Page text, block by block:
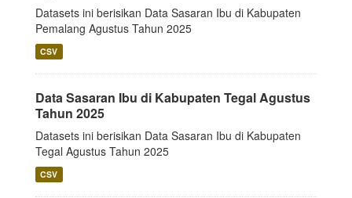
Datasets ini berisikan Data Sasaran Ibu di Kabupaten
Pemalang Agustus Tahun 2025
CSV
Data Sasaran Ibu di Kabupaten Tegal Agustus
Tahun 2025
Datasets ini berisikan Data Sasaran Ibu di Kabupaten
Tegal Agustus Tahun 2025
CSV